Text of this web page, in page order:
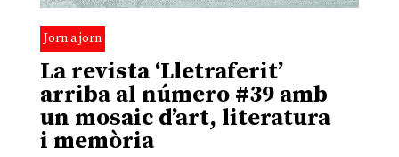
Jorn a jorn
La revista ‘Lletraferit’
arriba al número #39 amb
un mosaic d’art, literatura
i memòria